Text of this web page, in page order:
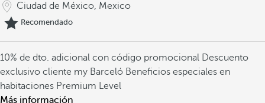
Ciudad de México, Mexico
Recomendado
10% de dto. adicional con código promocional Descuento
exclusivo cliente my Barceló Beneficios especiales en
habitaciones Premium Level
Más información